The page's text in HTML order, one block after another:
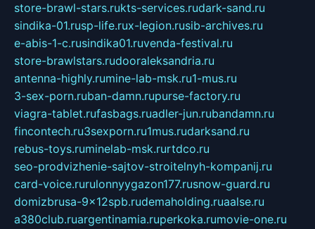
store-brawl-stars.rukts-services.rudark-sand.ru
sindika-01.rusp-life.rux-legion.rusib-archives.ru
e-abis-1-c.rusindika01.ruvenda-festival.ru
store-brawlstars.rudooraleksandria.ru
antenna-highly.rumine-lab-msk.ru1-mus.ru
3-sex-porn.ruban-damn.rupurse-factory.ru
viagra-tablet.rufasbags.ruadler-jun.rubandamn.ru
fincontech.ru3sexporn.ru1mus.rudarksand.ru
rebus-toys.ruminelab-msk.rurtdco.ru
seo-prodvizhenie-sajtov-stroitelnyh-kompanij.ru
card-voice.rurulonnyygazon177.rusnow-guard.ru
domizbrusa-9x12spb.rudemaholding.ruaalse.ru
a380club.ruargentinamia.ruperkoka.rumovie-one.ru